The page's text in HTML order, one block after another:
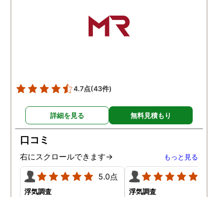
4.7点(43件)
詳細を見る 無料見積もり
口コミ
右にスクロールできます→ もっと見る
5.0点
浮気調査 浮気調査